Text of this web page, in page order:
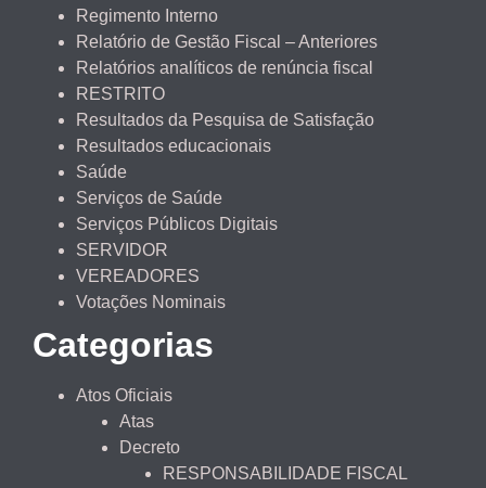
Regimento Interno
Relatório de Gestão Fiscal – Anteriores
Relatórios analíticos de renúncia fiscal
RESTRITO
Resultados da Pesquisa de Satisfação
Resultados educacionais
Saúde
Serviços de Saúde
Serviços Públicos Digitais
SERVIDOR
VEREADORES
Votações Nominais
Categorias
Atos Oficiais
Atas
Decreto
RESPONSABILIDADE FISCAL